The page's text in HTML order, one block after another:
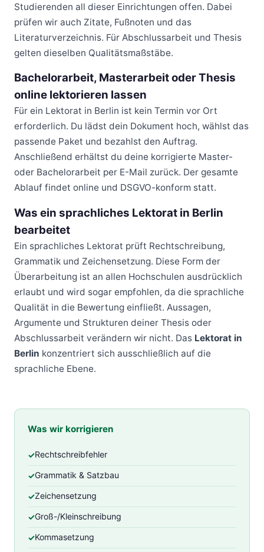
Studierenden all dieser Einrichtungen offen. Dabei
prüfen wir auch Zitate, Fußnoten und das
Literaturverzeichnis. Für Abschlussarbeit und Thesis
gelten dieselben Qualitätsmaßstäbe.
Bachelorarbeit, Masterarbeit oder Thesis
online lektorieren lassen
Für ein Lektorat in Berlin ist kein Termin vor Ort
erforderlich. Du lädst dein Dokument hoch, wählst das
passende Paket und bezahlst den Auftrag.
Anschließend erhältst du deine korrigierte Master-
oder Bachelorarbeit per E-Mail zurück. Der gesamte
Ablauf findet online und DSGVO-konform statt.
Was ein sprachliches Lektorat in Berlin
bearbeitet
Ein sprachliches Lektorat prüft Rechtschreibung,
Grammatik und Zeichensetzung. Diese Form der
Überarbeitung ist an allen Hochschulen ausdrücklich
erlaubt und wird sogar empfohlen, da die sprachliche
Qualität in die Bewertung einfließt. Aussagen,
Argumente und Strukturen deiner Thesis oder
Abschlussarbeit verändern wir nicht. Das Lektorat in
Berlin konzentriert sich ausschließlich auf die
sprachliche Ebene.
Was wir korrigieren
Rechtschreibfehler
Grammatik & Satzbau
Zeichensetzung
Groß-/Kleinschreibung
Kommasetzung